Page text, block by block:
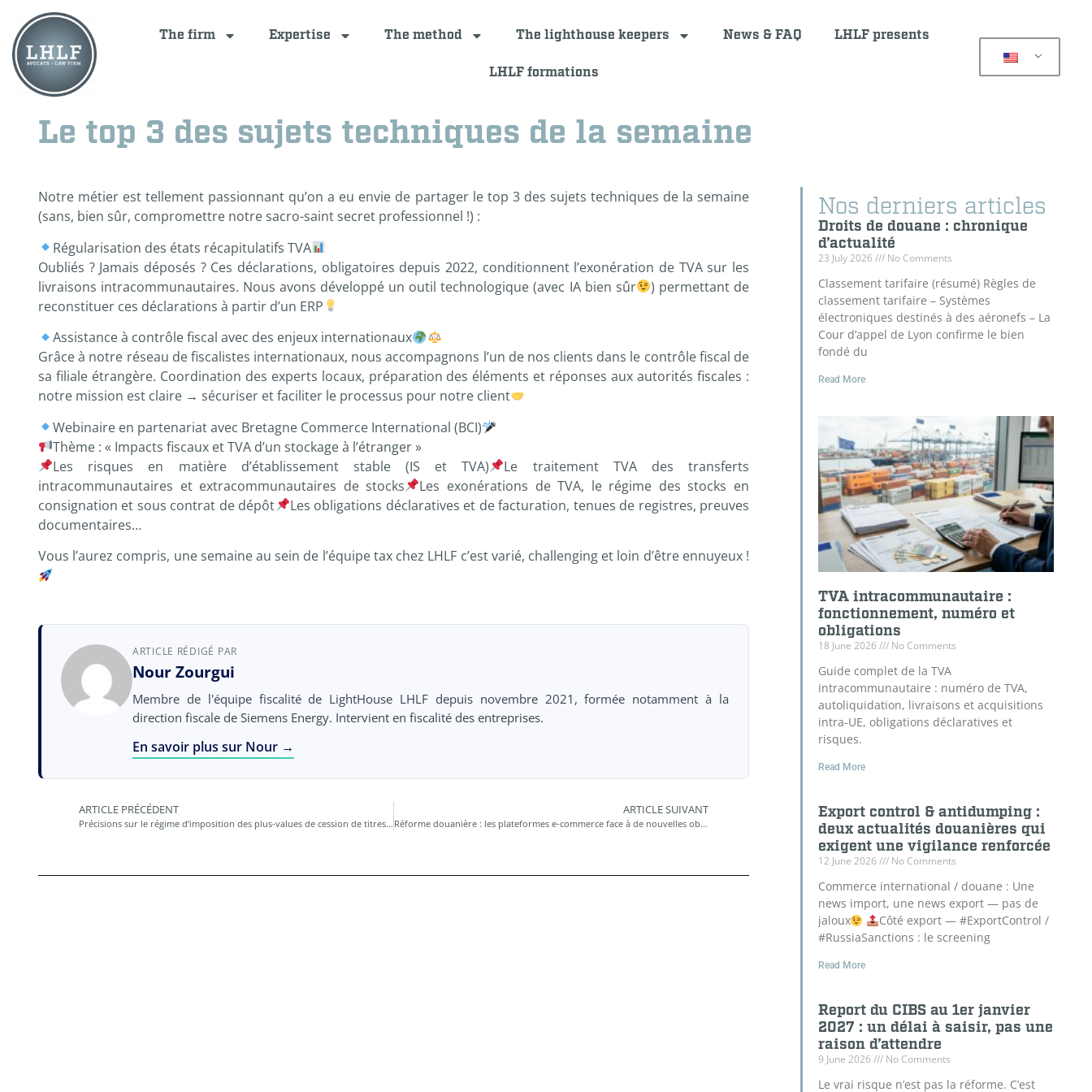
The firm Expertise The method The lighthouse keepers News & FAQ LHLF presents
LHLF formations
Le top 3 des sujets techniques de la semaine
Notre métier est tellement passionnant qu’on a eu envie de partager le top 3 des sujets techniques de la semaine
(sans, bien sûr, compromettre notre sacro-saint secret professionnel !) :
Régularisation des états récapitulatifs TVA
Oubliés ? Jamais déposés ? Ces déclarations, obligatoires depuis 2022, conditionnent l’exonération de TVA sur les
livraisons intracommunautaires. Nous avons développé un outil technologique (avec IA bien sûr
) permettant de
reconstituer ces déclarations à partir d’un ERP
Assistance à contrôle fiscal avec des enjeux internationaux
Grâce à notre réseau de fiscalistes internationaux, nous accompagnons l’un de nos clients dans le contrôle fiscal de
sa filiale étrangère. Coordination des experts locaux, préparation des éléments et réponses aux autorités fiscales :
notre mission est claire → sécuriser et faciliter le processus pour notre client
Webinaire en partenariat avec Bretagne Commerce International (BCI)
Thème : « Impacts fiscaux et TVA d’un stockage à l’étranger »
Les risques en matière d’établissement stable (IS et TVA)
Le traitement TVA des transferts
intracommunautaires et extracommunautaires de stocks
Les exonérations de TVA, le régime des stocks en
consignation et sous contrat de dépôt
Les obligations déclaratives et de facturation, tenues de registres, preuves
documentaires…
Vous l’aurez compris, une semaine au sein de l’équipe tax chez LHLF c’est varié, challenging et loin d’être ennuyeux !
ARTICLE RÉDIGÉ PAR
Nour Zourgui
Membre de l'équipe fiscalité de LightHouse LHLF depuis novembre 2021, formée notamment à la
direction fiscale de Siemens Energy. Intervient en fiscalité des entreprises.
En savoir plus sur Nour →
ARTICLE PRÉCÉDENT
Précisions sur le régime d’imposition des plus-values de cession de titres de participation
ARTICLE SUIVANT
Réforme douanière : les plateformes e-commerce face à de nouvelles obligations ?
Nos derniers articles
Droits de douane : chronique
d’actualité
23 July 2026 No Comments
Classement tarifaire (résumé) Règles de
classement tarifaire – Systèmes
électroniques destinés à des aéronefs – La
Cour d’appel de Lyon confirme le bien
fondé du
Read More
TVA intracommunautaire :
fonctionnement, numéro et
obligations
18 June 2026 No Comments
Guide complet de la TVA
intracommunautaire : numéro de TVA,
autoliquidation, livraisons et acquisitions
intra-UE, obligations déclaratives et
risques.
Read More
Export control & antidumping :
deux actualités douanières qui
exigent une vigilance renforcée
12 June 2026 No Comments
Commerce international / douane : Une
news import, une news export — pas de
jaloux
Côté export — #ExportControl /
#RussiaSanctions : le screening
Read More
Report du CIBS au 1er janvier
2027 : un délai à saisir, pas une
raison d’attendre
9 June 2026 No Comments
Le vrai risque n’est pas la réforme. C’est